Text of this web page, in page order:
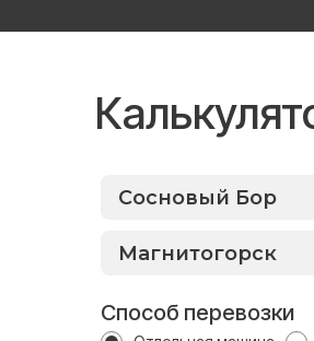
Способ перевозки